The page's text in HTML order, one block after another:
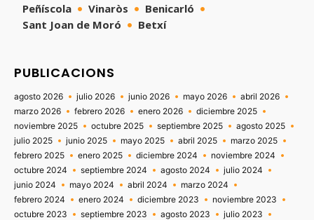
Peñíscola
Vinaròs
Benicarló
Sant Joan de Moró
Betxí
PUBLICACIONS
agosto 2026 julio 2026 junio 2026 mayo 2026
abril 2026
marzo 2026
febrero 2026 enero 2026
diciembre 2025
noviembre 2025
octubre 2025 septiembre 2025
agosto 2025
julio 2025
junio 2025 mayo 2025 abril 2025
marzo 2025
febrero 2025
enero 2025 diciembre 2024
noviembre 2024
octubre 2024
septiembre 2024 agosto 2024
julio 2024
junio 2024
mayo 2024 abril 2024
marzo 2024
febrero 2024
enero 2024 diciembre 2023
noviembre 2023
octubre 2023
septiembre 2023 agosto 2023
julio 2023